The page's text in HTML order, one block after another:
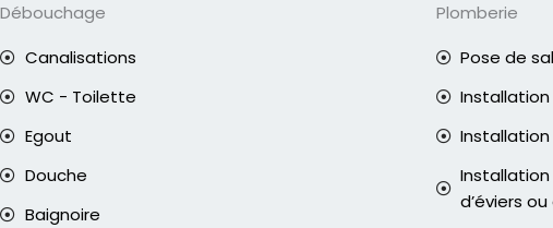
Débouchage
Canalisations
WC - Toilette
Egout
Douche
Baignoire
Plomberie
Pose de
Installation
d’éviers